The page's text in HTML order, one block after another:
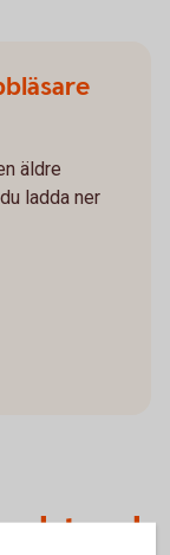
äldre
ladda ner